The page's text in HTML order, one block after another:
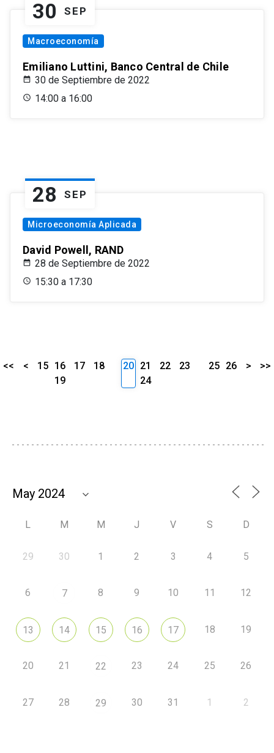
30 SEP
Macroeconomía
Emiliano Luttini, Banco Central de Chile
30 de Septiembre de 2022
14:00 a 16:00
28 SEP
Microeconomía Aplicada
David Powell, RAND
28 de Septiembre de 2022
15:30 a 17:30
<< < 15 16 17
18
19
20 21 22
23
24
25 26 > >>
L M M J V S D
29 30 1 2 3 4 5
6 7 8 9 10 11 12
13 14 15 16 17 18 19
20 21 22 23 24 25 26
27 28 29 30 31 1 2